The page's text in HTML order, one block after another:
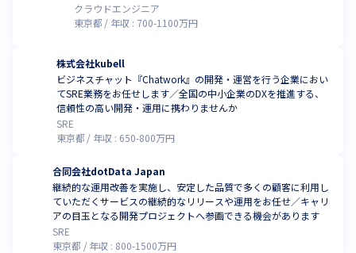
クラウドエンジニア
東京都
年収 : 700-1100万円
株式会社kubell
ビジネスチャット『Chatwork』の開発・運営を行う企業におい
てSRE業務をお任せします／全国の中小企業のDXを推進する、
信頼性の高い開発・運用に携わりませんか
SRE
東京都
年収 : 650-800万円
合同会社dotData Japan
継続的な運用改善を実施し、安定した品質で多くの顧客に利用し
ていただくサービスの継続的なリリースや運用をお任せ／キャリ
アの目玉となる開発プロジェクトへ参画できる機会があります
SRE
東京都
年収 : 800-1500万円